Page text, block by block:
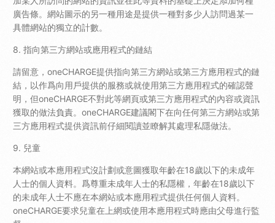
廣告條。網站圖示的另一種用途是提供一種對多少人訪問過某一
具體網站的獨立的計數。
8. 指向第三方網站或應用程式的鏈結
請留意，oneCHARGE提供指向第三方網站或第三方應用程式的鏈
結，以作爲向用戶提供的服務或就使用第三方應用程式的確認聲
明，但oneCHARGE不對此等網頁或第三方應用程式的內容或資訊
獲取的做法負責。oneCHARGE建議閣下在向任何第三方網站或第
三方應用程式提供資訊前仔細閱讀並瞭解其處理私隱做法。
9. 兒童
本網站或本應用程式沒計劃或意圖獲取年齡在18歲以下的未成年
人士的個人資料。爲尊重未成年人士的私隱權，年齡在18歲以下
的未成年人士不應在本網站或本應用程式提供任何個人資料。
oneCHARGE要求兒童在上網或使用本應用程式時應由父母進行監